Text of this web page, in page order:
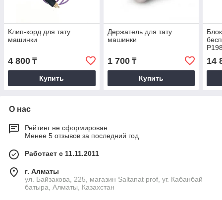
Клип-корд для тату
машинки
4 800 ₸
Купить
Держатель для тату
машинки
1 700₸
Купить
14
О нас
Рейтинг не сформирован
Менее 5 отзывов за последний год
Работает с 11.11.2011
г. Алматы
ул. Байзакова, 225, магазин Saltanat prof, уг. Кабанбай
батыра, Алматы, Казахстан